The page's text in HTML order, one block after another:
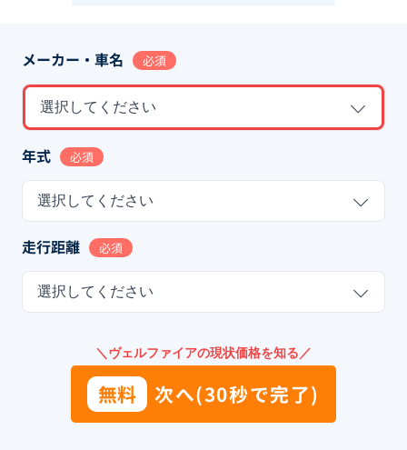
メーカー・車名 必須
選択してください
年式 必須
選択してください
走行距離 必須
選択してください
＼ヴェルファイアの現状価格を知る／
無料 次へ(30秒で完了)